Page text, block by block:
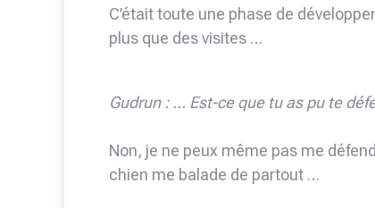
C’était toute une phase de
plus que des visites …
Gudrun : … Est-ce que tu as pu te
Non, je ne peux même pas me
chien me balade de partout …